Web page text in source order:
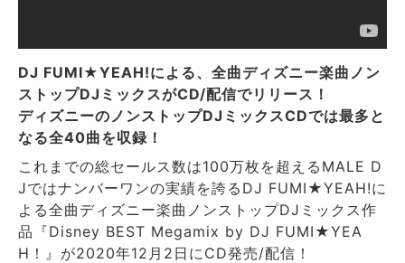
DJ FUMI★YEAH!による、全曲ディズニー楽曲ノン
ストップDJミックスがCD/配信でリリース！
ディズニーのノンストップDJミックスCDでは最多と
なる全40曲を収録！
これまでの総セールス数は100万枚を超えるMALE D
Jではナンバーワンの実績を誇るDJ FUMI★YEAH!に
よる全曲ディズニー楽曲ノンストップDJミックス作
品『Disney BEST Megamix by DJ FUMI★YEA
H！』が2020年12月2日にCD発売/配信！